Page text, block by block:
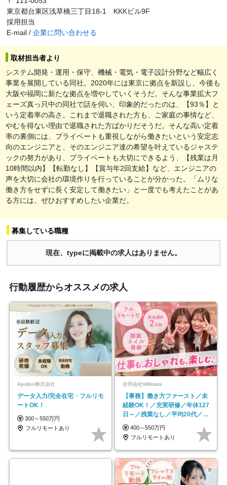
東京都台東区浅草橋三丁目18-1 KKKビル9F
採用担当
E-mail / 企業に問い合わせる
取材担当者より
システム開発・運用・保守、機械・電気・電子設計分野など幅広く
事業を展開している同社。2020年には東京に拠点を新設し、今後も
大阪や福岡に新たな拠点を増やしていくそうだ。そんな事業拡大フ
ェーズ真っ只中の同社で話を伺い、印象的だったのは、【93％】と
いう定着率の高さ。これまで退職された方も、ご家庭の事情など、
やむを得ない理由で退職された方ばかりだそうだ。そんな高い定着
率の裏側には、プライベートも重視しながら働きたいという安定志
向のエンジニアと、そのエンジニア達の希望を叶えているジャステ
ックの努力があり、プライベートも大切にできるよう、【残業は月
10時間以内】【転勤なし】【賞与年2回支給】など、エンジニアの
声を大切に会社の環境作りを行っていることが分かった。「ムリな
働き方をせずに長く安定して働きたい」と一度でも考えたことがあ
る方には、ぜひおすすめしたい企業だ。
募集している職種
現在、typeに掲載中の求人はありません。
行動履歴からオススメの求人
Apollon株式会社
データ入力/完全在宅・フルリモ
ートOK！
300～550万円
フルリモートあり
合同会社Willmate
【事務】働き方ファースト／未
経験OK！／充実研修／年休127
日～／残業なし／平均20代／リ
モートOK
400～550万円
フルリモートあり